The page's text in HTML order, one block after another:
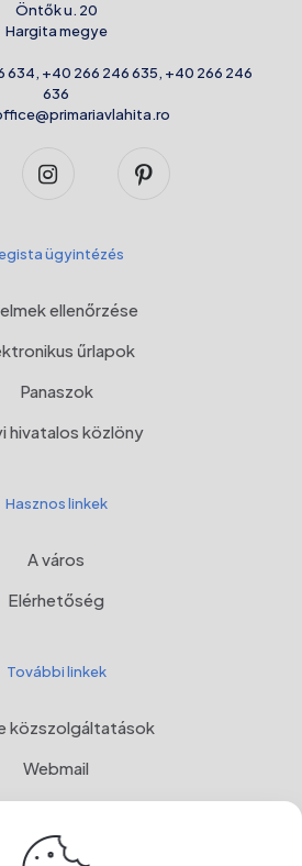
Öntők u. 20
Hargita megye
634, +40 266 246 635, +40 266 246
636
ügyintézés
ellenőrzése
űrlapok
Panaszok
hivatalos közlöny
Hasznos linkek
A város
Elérhetőség
További linkek
közszolgáltatások
Webmail
de Dezvoltare Rurală, MADR
Címer